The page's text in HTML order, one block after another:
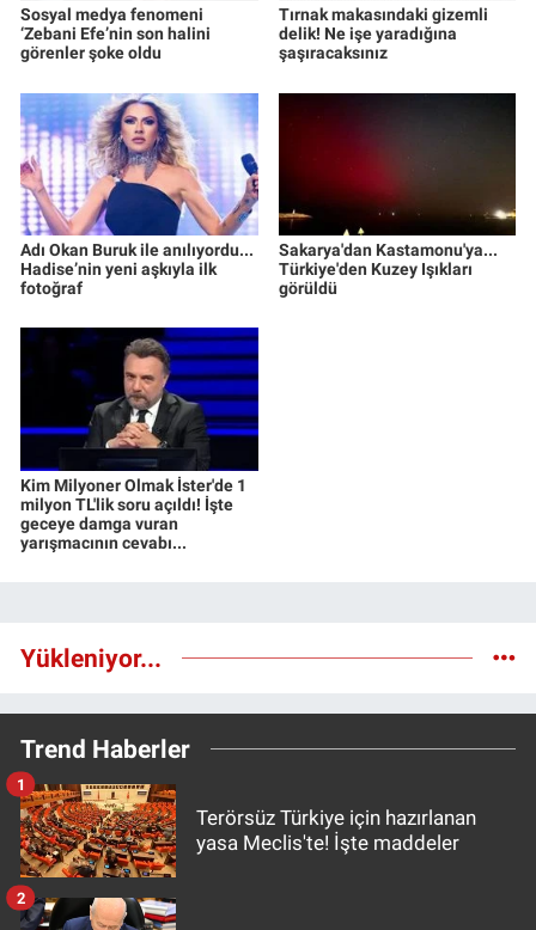
Sosyal medya fenomeni
‘Zebani Efe’nin son halini
görenler şoke oldu
Tırnak makasındaki gizemli
delik! Ne işe yaradığına
şaşıracaksınız
Adı Okan Buruk ile anılıyordu...
Hadise’nin yeni aşkıyla ilk
fotoğraf
Sakarya'dan Kastamonu'ya...
Türkiye'den Kuzey Işıkları
görüldü
Kim Milyoner Olmak İster'de 1
milyon TL'lik soru açıldı! İşte
geceye damga vuran
yarışmacının cevabı...
Yükleniyor...
Trend Haberler
Terörsüz Türkiye için hazırlanan
yasa Meclis'te! İşte maddeler
1
2